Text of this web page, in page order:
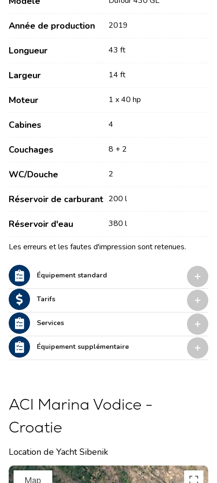
Année de production 2019
Longueur 43 ft
Largeur 14 ft
Moteur 1 x 40 hp
Cabines 4
Couchages 8 + 2
WC/Douche 2
Réservoir de carburant 200 l
Réservoir d'eau 380 l
Les erreurs et les fautes d'impression sont retenues.
Équipement standard
Tarifs
Services
Équipement supplémentaire
ACI Marina Vodice -
Croatie
Location de Yacht Sibenik
Map